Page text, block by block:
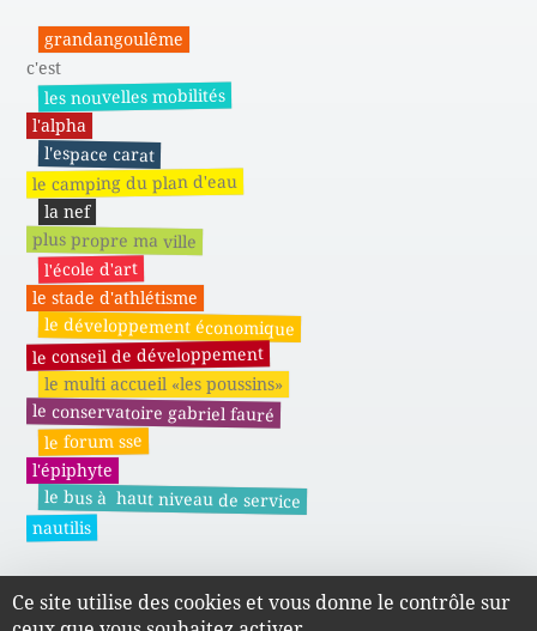
grandangoulême
c'est
les nouvelles mobilités
l'alpha
l'espace carat
le camping du plan d'eau
la nef
plus propre ma ville
l'école d'art
le stade d'athlétisme
le développement économique
le conseil de développement
le multi accueil «les poussins»
le conservatoire gabriel fauré
le forum sse
l'épiphyte
le bus à haut niveau de service
nautilis
Actes administratifs du SMAPE
Ce site utilise des cookies et vous donne le contrôle sur